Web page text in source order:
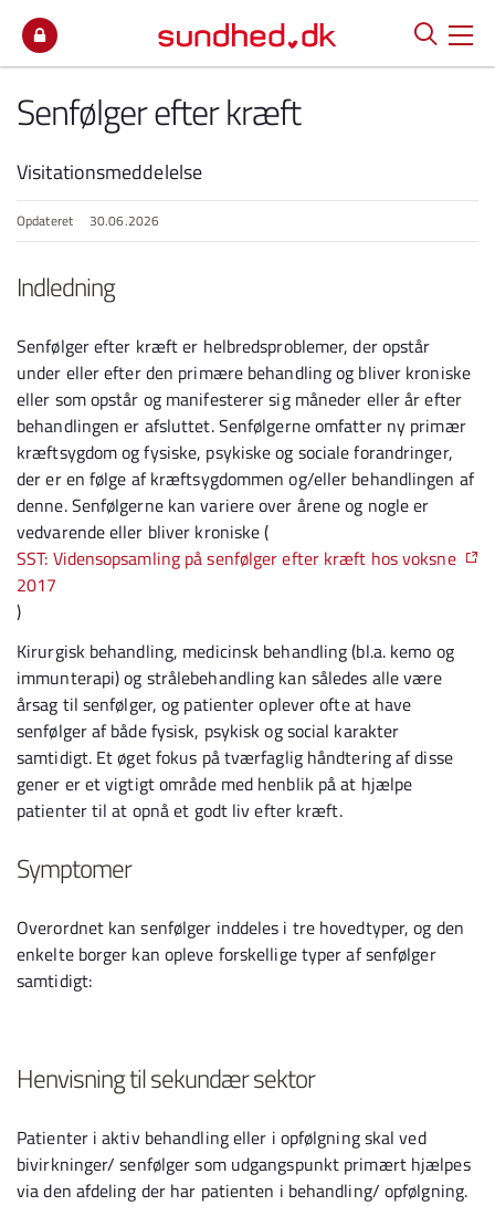
Senfølger efter kræft
Visitationsmeddelelse
Opdateret 30.06.2026
Indledning
Senfølger efter kræft er helbredsproblemer, der opstår
under eller efter den primære behandling og bliver kroniske
eller som opstår og manifesterer sig måneder eller år efter
behandlingen er afsluttet. Senfølgerne omfatter ny primær
kræftsygdom og fysiske, psykiske og sociale forandringer,
der er en følge af kræftsygdommen og/eller behandlingen af
denne. Senfølgerne kan variere over årene og nogle er
vedvarende eller bliver kroniske (
SST: Vidensopsamling på senfølger efter kræft hos voksne
2017
)
Kirurgisk behandling, medicinsk behandling (bl.a. kemo og
immunterapi) og strålebehandling kan således alle være
årsag til senfølger, og patienter oplever ofte at have
senfølger af både fysisk, psykisk og social karakter
samtidigt. Et øget fokus på tværfaglig håndtering af disse
gener er et vigtigt område med henblik på at hjælpe
patienter til at opnå et godt liv efter kræft.
Symptomer
Overordnet kan senfølger inddeles i tre hovedtyper, og den
enkelte borger kan opleve forskellige typer af senfølger
samtidigt:
Henvisning til sekundær sektor
Patienter i aktiv behandling eller i opfølgning skal ved
bivirkninger/ senfølger som udgangspunkt primært hjælpes
via den afdeling der har patienten i behandling/ opfølgning.